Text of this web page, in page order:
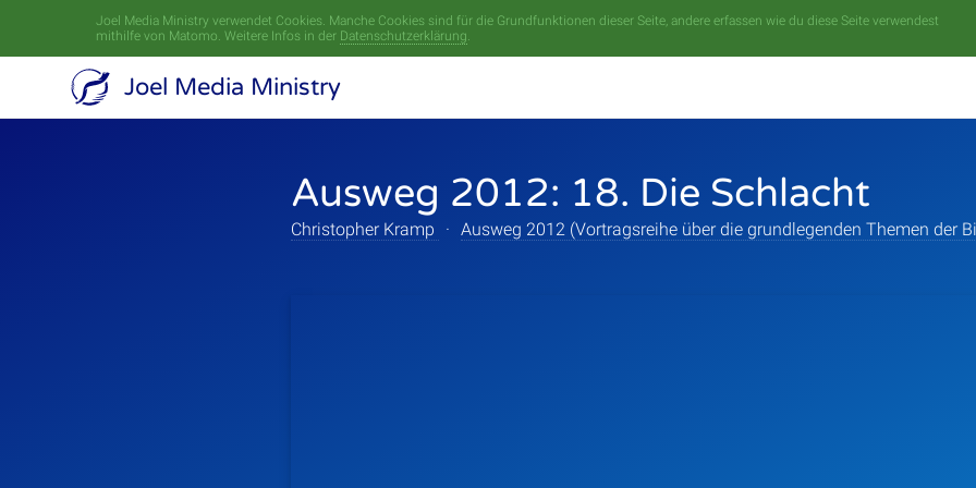
Joel Media Ministry verwendet Cookies. Manche Cookies sind für die Grundfunktionen dieser Seite, andere erfassen wie du diese Seite verwendest
mithilfe von Matomo. Weitere Infos in der Datenschutzerklärung.
Joel Media Ministry
Ausweg 2012: 18. Die Schlacht
Christopher Kramp · Ausweg 2012 (Vortragsreihe über die grundlegenden Themen der